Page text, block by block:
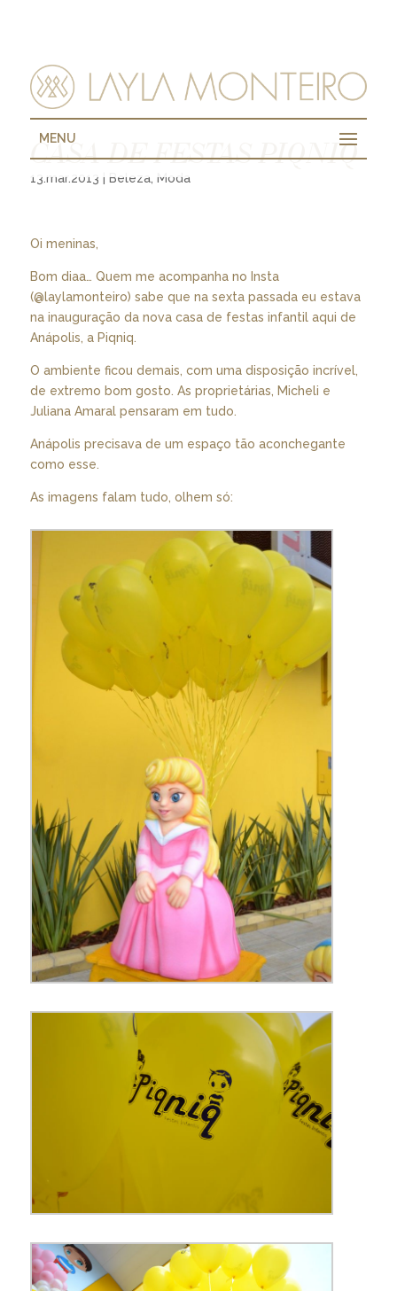
MENU
CASA DE FESTAS PIQNIQ
13.mar.2013 | Beleza, Moda
Oi meninas,
Bom diaa… Quem me acompanha no Insta
(@laylamonteiro) sabe que na sexta passada eu estava
na inauguração da nova casa de festas infantil aqui de
Anápolis, a Piqniq.
O ambiente ficou demais, com uma disposição incrível,
de extremo bom gosto. As proprietárias, Micheli e
Juliana Amaral pensaram em tudo.
Anápolis precisava de um espaço tão aconchegante
como esse.
As imagens falam tudo, olhem só: